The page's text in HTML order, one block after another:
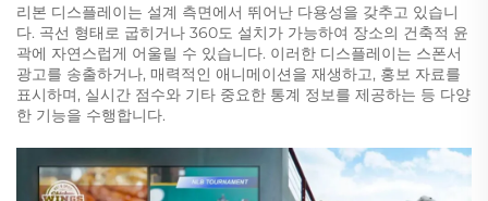
리본 디스플레이는 설계 측면에서 뛰어난 다용성을 갖추고 있습니
다. 곡선 형태로 굽히거나 360도 설치가 가능하여 장소의 건축적 윤
곽에 자연스럽게 어울릴 수 있습니다. 이러한 디스플레이는 스폰서
광고를 송출하거나, 매력적인 애니메이션을 재생하고, 홍보 자료를
표시하며, 실시간 점수와 기타 중요한 통계 정보를 제공하는 등 다양
한 기능을 수행합니다.